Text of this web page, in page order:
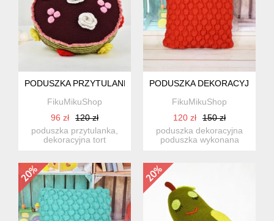
PODUSZKA PRZYTULANKA-TORT
FikuMikuShop
96 zł
120 zł
poduszka przytulanka,
dekoracyjna tort
PODUSZKA DEKORACYJNA -
FikuMikuShop
120 zł
150 zł
poduszka dekoracyjna
poduszka wykonana